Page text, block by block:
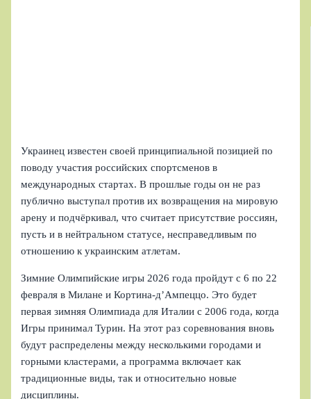
Украинец известен своей принципиальной позицией по
поводу участия российских спортсменов в
международных стартах. В прошлые годы он не раз
публично выступал против их возвращения на мировую
арену и подчёркивал, что считает присутствие россиян,
пусть и в нейтральном статусе, несправедливым по
отношению к украинским атлетам.
Зимние Олимпийские игры 2026 года пройдут с 6 по 22
февраля в Милане и Кортина-д’Ампеццо. Это будет
первая зимняя Олимпиада для Италии с 2006 года, когда
Игры принимал Турин. На этот раз соревнования вновь
будут распределены между несколькими городами и
горными кластерами, а программа включает как
традиционные виды, так и относительно новые
дисциплины.